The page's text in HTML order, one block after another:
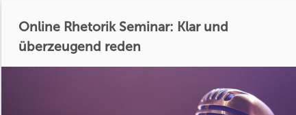
Online Rhetorik Seminar: Klar und
überzeugend reden